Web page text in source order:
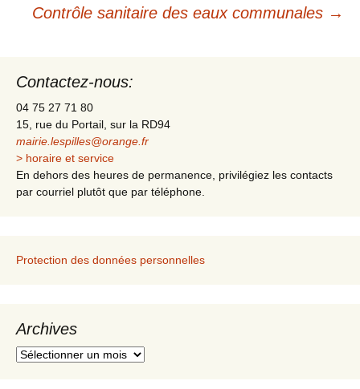
Navigation
des
articles
Contrôle sanitaire des eaux communales →
Contactez-nous:
04 75 27 71 80
15, rue du Portail, sur la RD94
mairie.lespilles@orange.fr
> horaire et service
En dehors des heures de permanence, privilégiez les contacts
par courriel plutôt que par téléphone.
Protection des données personnelles
Archives
A